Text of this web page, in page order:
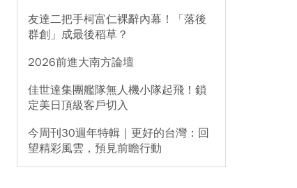
友達二把手柯富仁裸辭內幕！「落後
群創」成最後稻草？
2026前進大南方論壇
佳世達集團艦隊無人機小隊起飛！鎖
定美日頂級客戶切入
今周刊30週年特輯｜更好的台灣：回
望精彩風雲，預見前瞻行動